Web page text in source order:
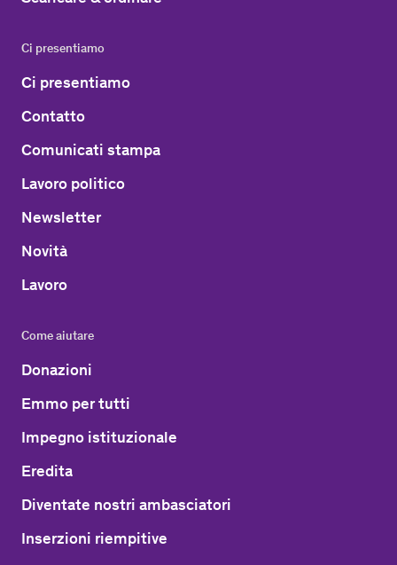
Ci presentiamo
Ci presentiamo
Contatto
Comunicati stampa
Lavoro politico
Newsletter
Novità
Lavoro
Come aiutare
Donazioni
Emmo per tutti
Impegno istituzionale
Eredita
Diventate nostri ambasciatori
Inserzioni riempitive